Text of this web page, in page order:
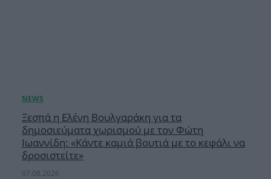
Ξεσπά η Ελένη Βουλγαράκη για τα
δημοσιεύματα χωρισμού με τον Φώτη
Ιωαννίδη: «Κάντε καμιά βουτιά με το κεφάλι να
δροσιστείτε»
07.08.2026